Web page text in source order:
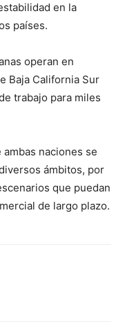
en la
países.
operan en
Baja California Sur
trabajo para miles
naciones se
ámbitos, por
que puedan
de largo plazo.